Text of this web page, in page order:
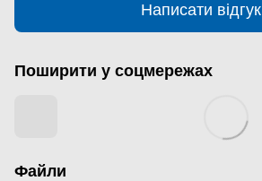
Написати відгук
Поширити у соцмережах
Файли